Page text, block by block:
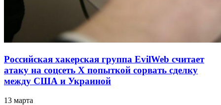
Российская хакерская группа EvilWeb считает
атаку на соцсеть Х попыткой сорвать сделку
между США и Украиной
13 марта